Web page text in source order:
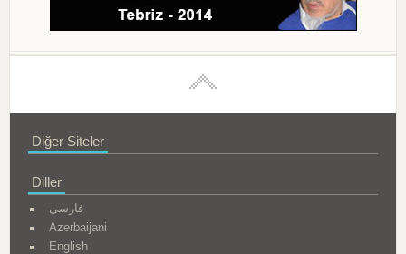
Diğer Siteler
Diller
فارسی
Azerbaijani
English